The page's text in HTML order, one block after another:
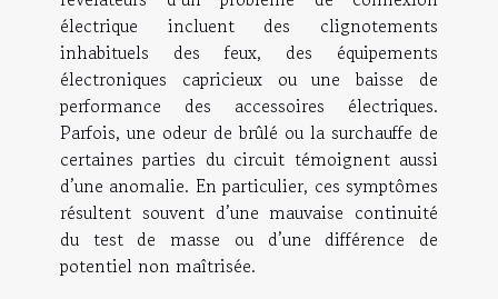
électrique incluent des clignotements
inhabituels des feux, des équipements
électroniques capricieux ou une baisse de
performance des accessoires électriques.
Parfois, une odeur de brûlé ou la surchauffe de
certaines parties du circuit témoignent aussi
d’une anomalie. En particulier, ces symptômes
résultent souvent d’une mauvaise continuité
du test de masse ou d’une différence de
potentiel non maîtrisée.